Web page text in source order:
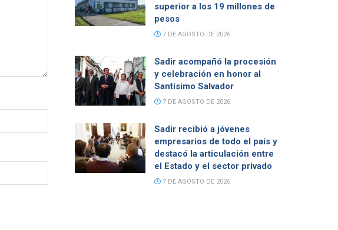
superior a los 19 millones de
pesos
7 DE AGOSTO DE 2026
Sadir acompañó la procesión
y celebración en honor al
Santísimo Salvador
7 DE AGOSTO DE 2026
Sadir recibió a jóvenes
empresarios de todo el país y
destacó la articulación entre
el Estado y el sector privado
7 DE AGOSTO DE 2026